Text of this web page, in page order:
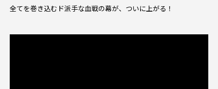
全てを巻き込むド派手な血戦の幕が、ついに上がる！